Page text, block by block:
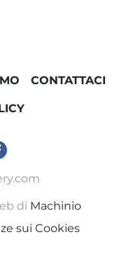
CONTATTACI
di Machinio
sui Cookies